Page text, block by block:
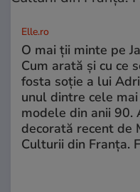
Elle.ro
O mai ții minte pe
Cum arată și cu ce
fosta soție a lui
unul dintre cele
modele din anii 90.
decorată recent de
Culturii din Franța.